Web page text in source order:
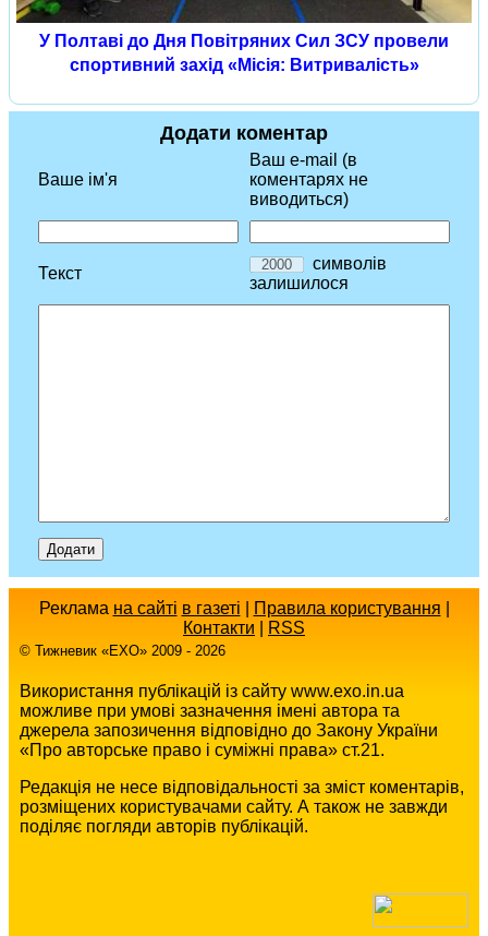
У Полтаві до Дня Повітряних Сил ЗСУ провели
спортивний захід «Місія: Витривалість»
Додати коментар
Ваше ім'я
Ваш e-mail (в
коментарях не
виводиться)
Текст
символів
залишилося
Реклама на сайті в газеті Правила користування
Контакти
RSS
© Тижневик «EХO» 2009 - 2026
Використання публікацій із сайту www.exo.in.ua
можливе при умові зазначення імені автора та
джерела запозичення відповідно до Закону України
«Про авторське право і суміжні права» ст.21.
Редакція не несе відповідальності за зміст коментарів,
розміщених користувачами сайту. А також не завжди
поділяє погляди авторів публікацій.